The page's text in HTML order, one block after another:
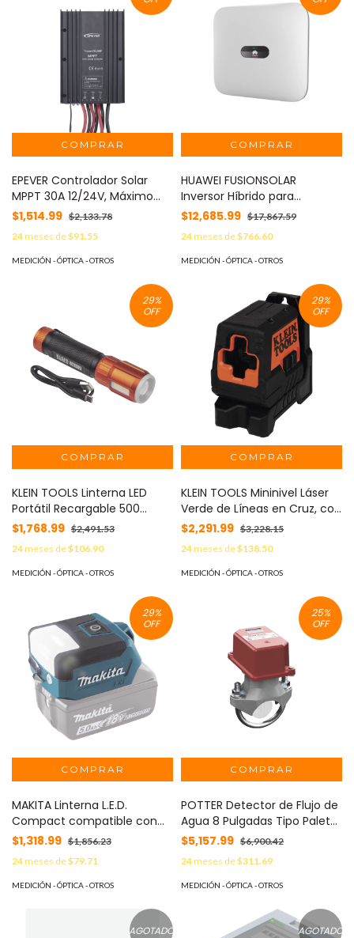
EPEVER Controlador Solar
MPPT 30A 12/24V, Máximo
Voltaje de Circuito Abierto
Voc 100Vcc, Configurable
para Baterías de Litio MOD:
TRACER7810BP
$1,514.99 $2,133.78
24meses de$91.55
MEDICIÓN - ÓPTICA - OTROS
HUAWEI FUSIONSOLAR
Inversor Híbrido para
Interconexión a CFE de 5 kW
con Salida de 220 Vca. MOD:
SUN2000-5KTL-L1
$12,685.99 $17,867.59
24meses de$766.60
MEDICIÓN - ÓPTICA - OTROS
29%
OFF
KLEIN TOOLS Linterna LED
Portátil Recargable 500
Lúmenes con Luz Frontal y
Lateral de Trabajo. Lámpara
con tapa de Extremo con
Imán, USB-C MOD: 56412
$1,768.99 $2,491.53
24meses de$106.90
MEDICIÓN - ÓPTICA - OTROS
29%
OFF
KLEIN TOOLS Mininivel Láser
Verde de Líneas en Cruz, con
Montaje Magnético y para
Tripoide. Alcance de 15.2 m.
MOD: 93MCLG
$2,291.99 $3,228.15
24meses de$138.50
MEDICIÓN - ÓPTICA - OTROS
29%
OFF
MAKITA Linterna L.E.D.
Compact compatible con
baterías LXT® de 18V, (Sólo
Linterna) MOD: DML-817
$1,318.99 $1,856.23
24meses de$79.71
MEDICIÓN - ÓPTICA - OTROS
25%
OFF
POTTER Detector de Flujo de
Agua 8 Pulgadas Tipo Paleta
con Retardo MOD: VSRF0800
$5,157.99 $6,900.42
24meses de$311.69
MEDICIÓN - ÓPTICA - OTROS
AGOTADO AGOTADO